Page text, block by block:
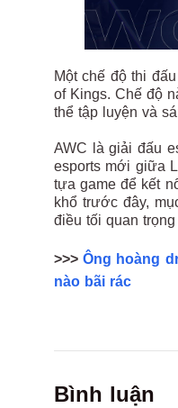
Một chế độ thi
of Kings. Chế độ
thể tập luyện và
AWC là giải đấu
esports mới giữa
tựa game để kết
khổ trước đây,
điều tối quan
>>>Ông hoàng
nào bãi rác
Bình luận